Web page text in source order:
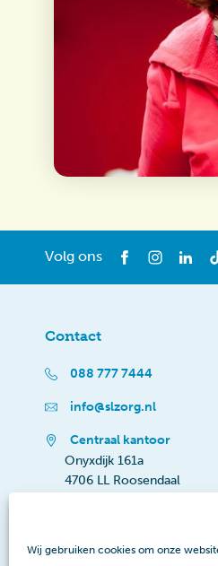
Wij gebruiken cookies om onze
Volg ons
Contact
088 777 7444
info@slzorg.nl
Centraal kantoor
Onyxdijk 161a
4706 LL Roosendaal